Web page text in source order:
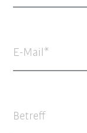
E-Mail
Betreff